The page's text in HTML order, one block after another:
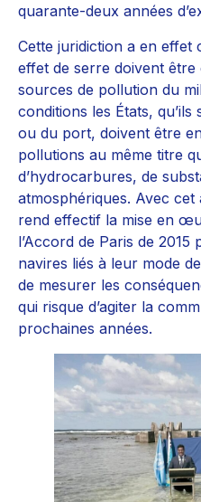
quarante-deux années
Cette juridiction a en effet
effet de serre doivent être
sources de pollution du
conditions les États,
ou du port, doivent être
pollutions au même titre
d’hydrocarbures, de
atmosphériques. Avec
rend effectif la mise en
l’Accord de Paris de 2015
navires liés à leur mode
de mesurer les
qui risque d’agiter la
prochaines années.